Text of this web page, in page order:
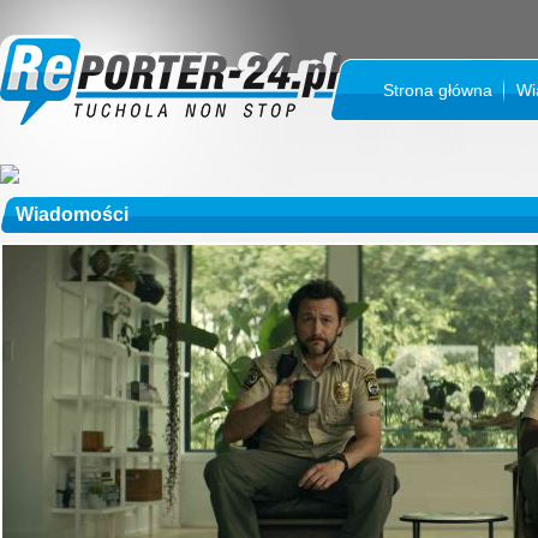
Strona główna
Wiadomości